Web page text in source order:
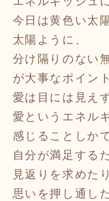
今日は黄色い太
太陽ように、
分け隔りのない
が大事なポイント
愛は目には見えず
愛というエネル
感じることしか
自分が満足する
見返りを求めたり
思いを押し通し